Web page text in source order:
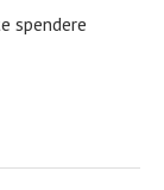
spendere